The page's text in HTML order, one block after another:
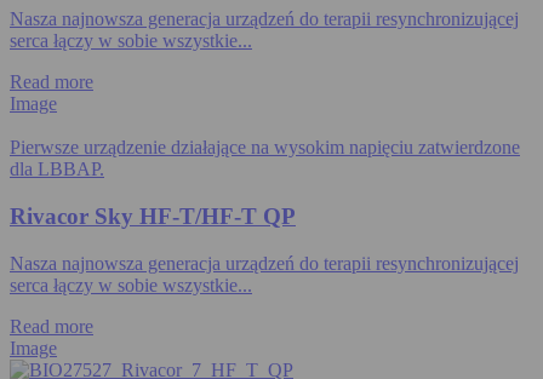
Nasza najnowsza generacja urządzeń do terapii resynchronizującej
serca łączy w sobie wszystkie...
Read more
Image
Pierwsze urządzenie działające na wysokim napięciu zatwierdzone
dla LBBAP.
Rivacor Sky HF-T/HF-T QP
Nasza najnowsza generacja urządzeń do terapii resynchronizującej
serca łączy w sobie wszystkie...
Read more
Image